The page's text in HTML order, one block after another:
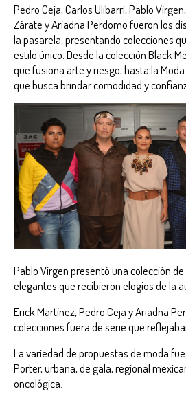
Pedro Ceja, Carlos Ulibarri, Pablo
Zárate y Ariadna Perdomo fueron los
la pasarela, presentando colecciones
estilo único. Desde la colección Black
que fusiona arte y riesgo, hasta la
que busca brindar comodidad y
Pablo Virgen presentó una colección
elegantes que recibieron elogios de la
Erick Martínez, Pedro Ceja y Ariadna
colecciones fuera de serie que
La variedad de propuestas de moda
Porter, urbana, de gala, regional
oncológica.